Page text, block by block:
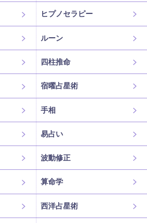
ヒプノセラピー
ルーン
四柱推命
宿曜占星術
手相
易占い
波動修正
算命学
西洋占星術